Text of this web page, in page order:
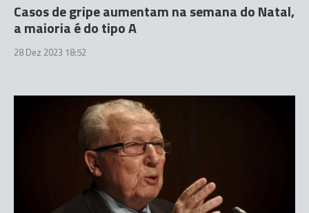
Casos de gripe aumentam na semana do Natal,
a maioria é do tipo A
28 Dez 2023 18:52